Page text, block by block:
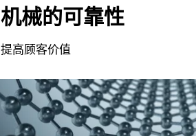
机械的可靠性
提高顾客价值